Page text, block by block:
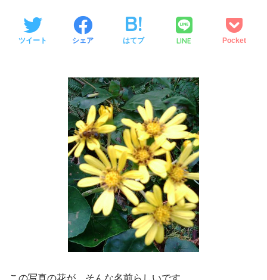
ツイート シェア はてブ LINE Pocket
この写真の花が、そんな名前らしいです。